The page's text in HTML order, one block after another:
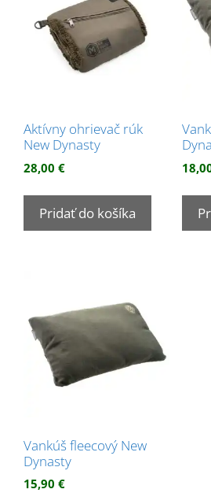
Aktívny ohrievač rúk
New Dynasty
28,00 €
Pridať do košíka
Vankúš fleecový New
Dynasty
15,90 €